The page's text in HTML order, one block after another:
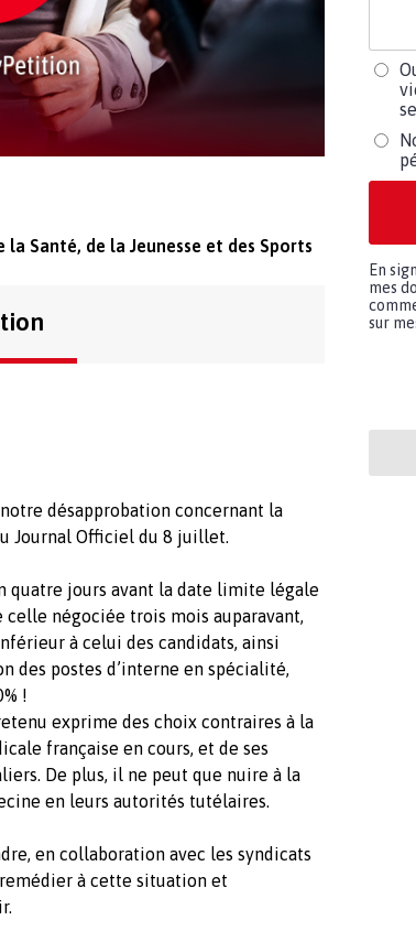
Santé, de la Jeunesse et des Sports
désapprobation concernant la
Journal Officiel du 8 juillet.
quatre jours avant la date limite légale
négociée trois mois auparavant,
à celui des candidats, ainsi
des postes d’interne en spécialité,
!
exprime des choix contraires à la
française en cours, et de ses
De plus, il ne peut que nuire à la
en leurs autorités tutélaires.
en collaboration avec les syndicats
à cette situation et
En
mes
sur